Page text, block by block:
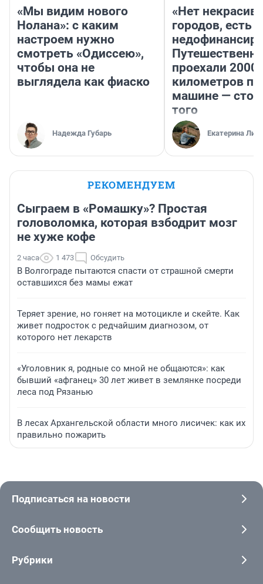
«Мы видим нового
Нолана»: с каким
настроем нужно
смотреть «Одиссею»,
чтобы она не
выглядела как фиаско
Надежда Губарь
«Нет
городов, есть
проехали 2000
километров по
машине —
того
Екатерина
РЕКОМЕНДУЕМ
Сыграем в «Ромашку»? Простая
головоломка, которая взбодрит мозг
не хуже кофе
2 часа 1 473 Обсудить
В Волгограде пытаются спасти от страшной смерти
оставшихся без мамы ежат
Теряет зрение, но гоняет на мотоцикле и скейте. Как
живет подросток с редчайшим диагнозом, от
которого нет лекарств
«Уголовник я, родные со мной не общаются»: как
бывший «афганец» 30 лет живет в землянке посреди
леса под Рязанью
В лесах Архангельской области много лисичек: как их
правильно пожарить
Подписаться на новости
Сообщить новость
Рубрики